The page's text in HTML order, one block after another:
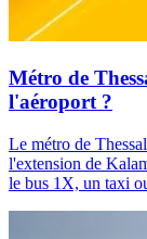
Métro de
l'aéroport ?
Le métro de
l'extension de
le bus 1X, un taxi